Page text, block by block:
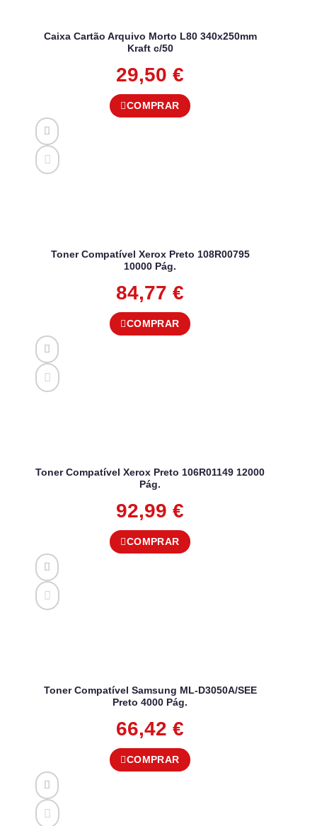
Caixa Cartão Arquivo Morto L80 340x250mm
Kraft c/50
29,50 €
COMPRAR
Toner Compatível Xerox Preto 108R00795
10000 Pág.
84,77 €
COMPRAR
Toner Compatível Xerox Preto 106R01149 12000
Pág.
92,99 €
COMPRAR
Toner Compatível Samsung ML-D3050A/SEE
Preto 4000 Pág.
66,42 €
COMPRAR